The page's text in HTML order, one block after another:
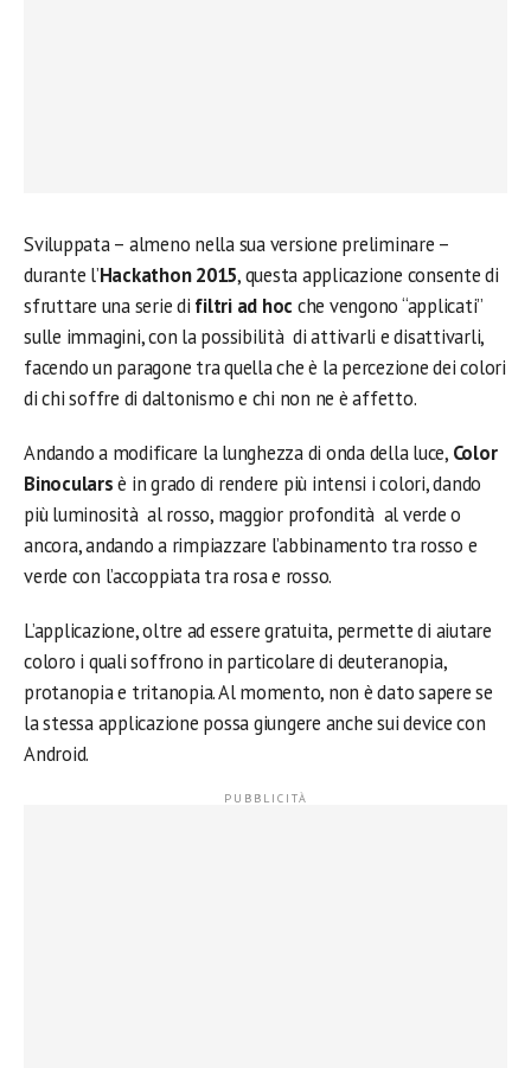
Sviluppata – almeno nella sua versione preliminare –
durante l’Hackathon 2015, questa applicazione consente di
sfruttare una serie di filtri ad hoc che vengono “applicati”
sulle immagini, con la possibilità di attivarli e disattivarli,
facendo un paragone tra quella che è la percezione dei colori
di chi soffre di daltonismo e chi non ne è affetto.
Andando a modificare la lunghezza di onda della luce, Color
Binocularsè in grado di rendere più intensi i colori, dando
più luminosità al rosso, maggior profondità al verde o
ancora, andando a rimpiazzare l’abbinamento tra rosso e
verde con l’accoppiata tra rosa e rosso.
L’applicazione, oltre ad essere gratuita, permette di aiutare
coloro i quali soffrono in particolare di deuteranopia,
protanopia e tritanopia. Al momento, non è dato sapere se
la stessa applicazione possa giungere anche sui device con
Android.